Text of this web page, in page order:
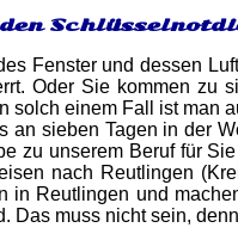
Fenster und dessen
Oder Sie kommen zu
solch einem Fall ist man
an sieben Tagen in der
zu unserem Beruf für
nach Reutlingen
in Reutlingen und
Das muss nicht sein,